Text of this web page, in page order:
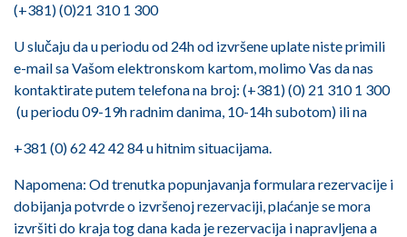
(+381) (0)21 310 1 300
U slučaju da u periodu od 24h od izvršene uplate niste primili
e-mail sa Vašom elektronskom kartom, molimo Vas da nas
kontaktirate putem telefona na broj: (+381) (0) 21 310 1 300
(u periodu 09-19h radnim danima, 10-14h subotom) ili na
+381 (0) 62 42 42 84 u hitnim situacijama.
Napomena: Od trenutka popunjavanja formulara rezervacije i
dobijanja potvrde o izvršenoj rezervaciji, plaćanje se mora
izvršiti do kraja tog dana kada je rezervacija i napravljena a